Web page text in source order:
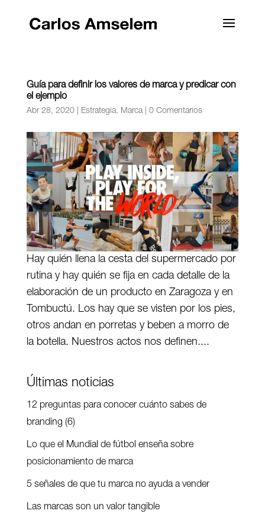
Guía para definir los valores de marca y predicar con
el ejemplo
Abr 28, 2020| Estrategia, Marca| 0 Comentarios
Hay quién llena la cesta del supermercado por
rutina y hay quién se fija en cada detalle de la
elaboración de un producto en Zaragoza y en
Tombuctú​. Los hay que se visten por los pies,
otros andan en porretas y beben a morro de
la botella. Nuestros actos nos definen....
Últimas noticias
12 preguntas para conocer cuánto sabes de
branding (6)
Lo que el Mundial de fútbol enseña sobre
posicionamiento de marca
5 señales de que tu marca no ayuda a vender
Las marcas son un valor tangible